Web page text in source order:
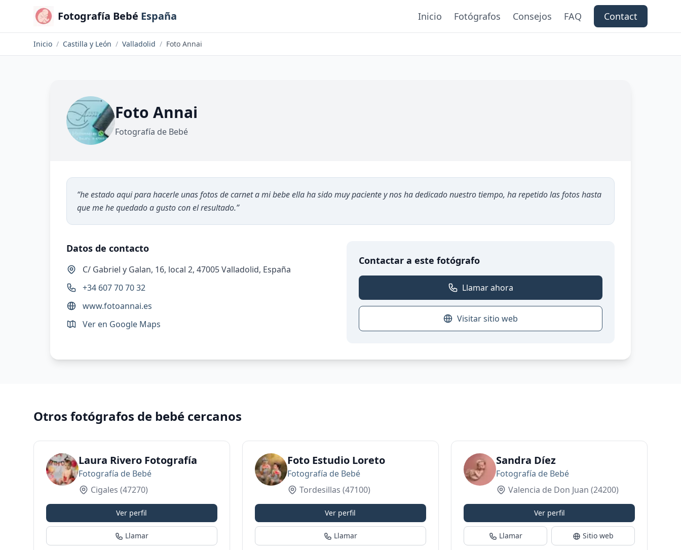
Fotografía Bebé España Inicio Fotógrafos Consejos FAQ Contact
Inicio / Castilla y León / Valladolid / Foto Annai
Foto Annai
Fotografía de Bebé
“he estado aqui para hacerle unas fotos de carnet a mi bebe ella ha sido muy paciente y nos ha dedicado nuestro tiempo, ha repetido las fotos hasta
que me he quedado a gusto con el resultado.”
Datos de contacto
C/ Gabriel y Galan, 16, local 2, 47005 Valladolid, España
+34 607 70 70 32
www.fotoannai.es
Ver en Google Maps
Contactar a este fotógrafo
Llamar ahora
Visitar sitio web
Otros fotógrafos de bebé cercanos
Laura Rivero Fotografía
Fotografía de Bebé
Cigales (47270)
Ver perfil
Llamar
Foto Estudio Loreto
Fotografía de Bebé
Tordesillas (47100)
Ver perfil
Llamar
Sandra Díez
Fotografía de Bebé
Valencia de Don Juan (24200)
Ver perfil
Llamar Sitio web